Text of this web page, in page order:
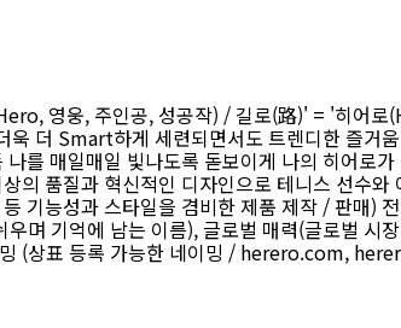
영웅, 주인공, 성공작) / 길로(路)' = '히어
더 Smart하게 세련되면서도 트렌디한 즐거
를 매일매일 빛나도록 돋보이게 나의 히어로
의 품질과 혁신적인 디자인으로 테니스 선수와
기능성과 스타일을 겸비한 제품 제작 / 판매)
며 기억에 남는 이름), 글로벌 매력(글로벌 시
(상표 등록 가능한 네이밍 / herero.com,